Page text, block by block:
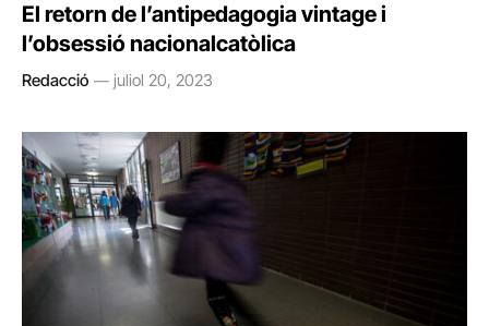
El retorn de l’antipedagogia vintage i
l’obsessió nacionalcatòlica
Redacció juliol 20, 2023